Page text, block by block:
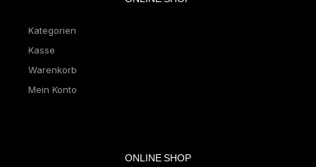
Kategorien
Kasse
Warenkorb
Mein Konto
ONLINE SHOP